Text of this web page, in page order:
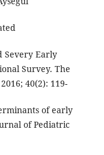
Severy Early
Survey. The
40(2): 119-
of early
of Pediatric